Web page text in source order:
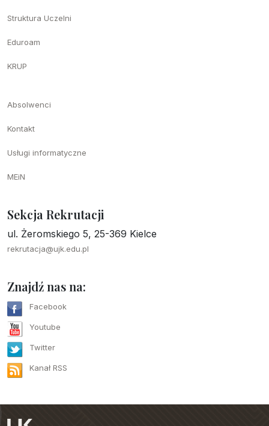
Struktura Uczelni
Eduroam
KRUP
Absolwenci
Kontakt
Usługi informatyczne
MEiN
Sekcja Rekrutacji
ul. Żeromskiego 5, 25-369 Kielce
rekrutacja@ujk.edu.pl
Znajdź nas na:
Facebook
Youtube
Twitter
Kanał RSS